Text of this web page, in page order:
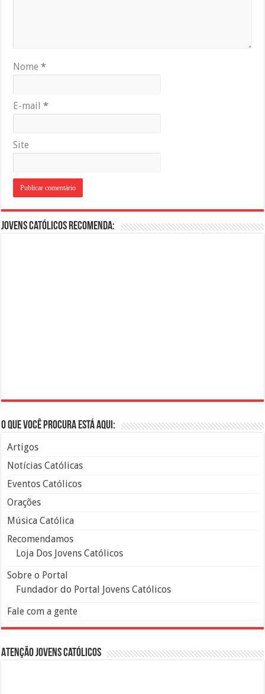
Nome*
E-mail*
Site
Jovens Católicos Recomenda:
O que você procura está aqui:
Artigos
Notícias Católicas
Eventos Católicos
Orações
Música Católica
Recomendamos
Loja Dos Jovens Católicos
Sobre o Portal
Fundador do Portal Jovens Católicos
Fale com a gente
Atenção Jovens Católicos